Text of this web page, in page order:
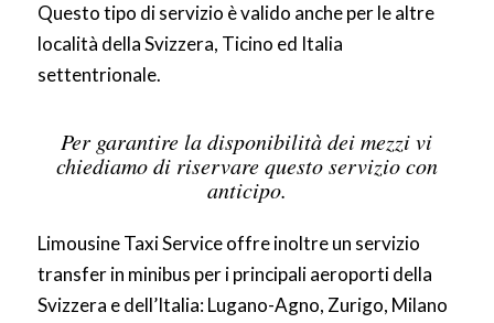
Questo tipo di servizio è valido anche per le altre
località della Svizzera, Ticino ed Italia
settentrionale.
Per garantire la disponibilità dei mezzi vi
chiediamo di riservare questo servizio con
anticipo.
Limousine Taxi Service offre inoltre un servizio
transfer in minibus per i principali aeroporti della
Svizzera e dell’Italia: Lugano-Agno, Zurigo, Milano